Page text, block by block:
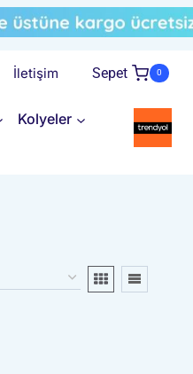
İletişim Sepet 0
Kolyeler